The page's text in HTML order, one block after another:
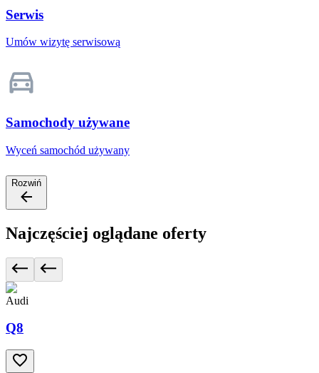
Serwis
Umów wizytę serwisową
Samochody używane
Wyceń samochód używany
Rozwiń
Najczęściej oglądane oferty
Audi
Q8